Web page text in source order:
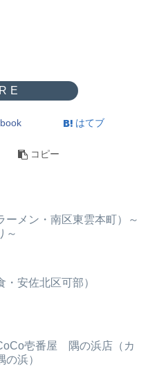
はてブ
コピー
ーメン・南区東雲本町）～
～
安佐北区可部）
壱番屋 隅の浜店（カ
の浜）